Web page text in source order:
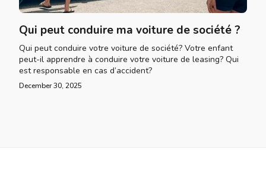
Qui peut conduire ma voiture de société ?
Qui peut conduire votre voiture de société? Votre enfant
peut-il apprendre à conduire votre voiture de leasing? Qui
est responsable en cas d’accident?
December 30, 2025